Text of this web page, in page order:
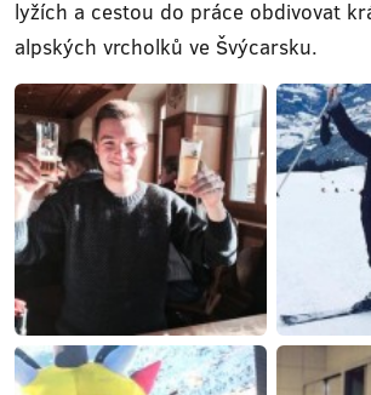
lyžích a cestou do práce obdivovat
alpských vrcholků ve Švýcarsku.